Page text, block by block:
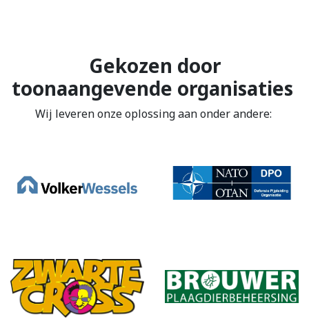
Gekozen door
toonaangevende organisaties
Wij leveren onze oplossing aan onder andere: